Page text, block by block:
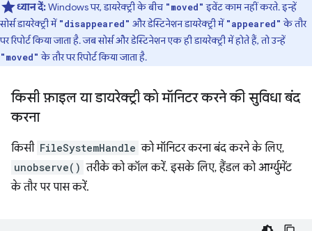
ध्यान दें:Windows पर, डायरेक्ट्री के बीच "moved" इवेंट काम नहीं करते. इन्हें
सोर्स डायरेक्ट्री में "disappeared" और डेस्टिनेशन डायरेक्ट्री में "appeared" के तौर
पर रिपोर्ट किया जाता है. जब सोर्स और डेस्टिनेशन एक ही डायरेक्ट्री में होते हैं, तो उन्हें
"moved" के तौर पर रिपोर्ट किया जाता है.
किसी फ़ाइल या डायरेक्ट्री को मॉनिटर करने की सुविधा बंद
करना
किसी FileSystemHandle को मॉनिटर करना बंद करने के लिए,
unobserve() तरीके को कॉल करें. इसके लिए, हैंडल को आर्ग्युमेंट
के तौर पर पास करें.